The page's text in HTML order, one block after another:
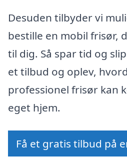
Desuden tilbyder vi
bestille en mobil frisør,
til dig. Så spar tid og
et tilbud og oplev,
professionel frisør kan
eget hjem.
Få et gratis tilbud på